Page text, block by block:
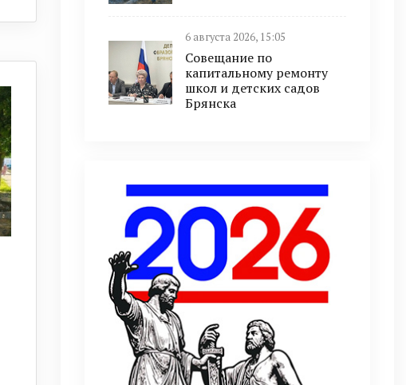
6 августа 2026, 15:05
Совещание по
капитальному ремонту
школ и детских садов
Брянска